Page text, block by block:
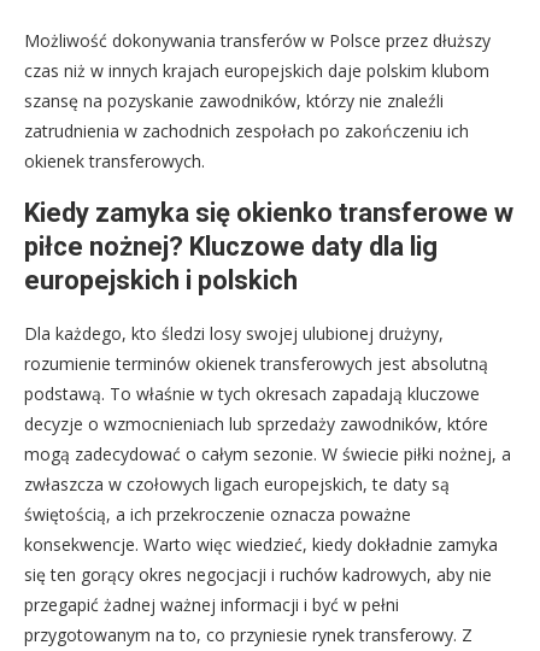
Możliwość dokonywania transferów w Polsce przez dłuższy
czas niż w innych krajach europejskich daje polskim klubom
szansę na pozyskanie zawodników, którzy nie znaleźli
zatrudnienia w zachodnich zespołach po zakończeniu ich
okienek transferowych.
Kiedy zamyka się okienko transferowe w
piłce nożnej? Kluczowe daty dla lig
europejskich i polskich
Dla każdego, kto śledzi losy swojej ulubionej drużyny,
rozumienie terminów okienek transferowych jest absolutną
podstawą. To właśnie w tych okresach zapadają kluczowe
decyzje o wzmocnieniach lub sprzedaży zawodników, które
mogą zadecydować o całym sezonie. W świecie piłki nożnej, a
zwłaszcza w czołowych ligach europejskich, te daty są
świętością, a ich przekroczenie oznacza poważne
konsekwencje. Warto więc wiedzieć, kiedy dokładnie zamyka
się ten gorący okres negocjacji i ruchów kadrowych, aby nie
przegapić żadnej ważnej informacji i być w pełni
przygotowanym na to, co przyniesie rynek transferowy. Z